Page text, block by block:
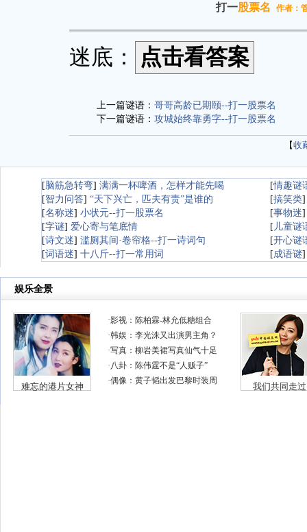
打一股票名 作者：
迷底：
上一篇谜语： 哥哥高龄已期颐--打一股票名
下一篇谜语： 攻城始终靠勇字--打一股票名
【收
[脑筋急转弯] 满满一杯啤酒，怎样才能先喝 [情趣谜
[智力问答] “天下兴亡，匹夫有责”是谁的 [搞笑类
[名称迷] 小状元--打一股票名 [事物迷
[字谜] 爱心寄与笔底情 [ 儿童谜
[诗文迷] 滥厕其间·卷帘格--打一诗词句 [开心谜
[词语迷] 十八斤--打一常用词 [成语谜